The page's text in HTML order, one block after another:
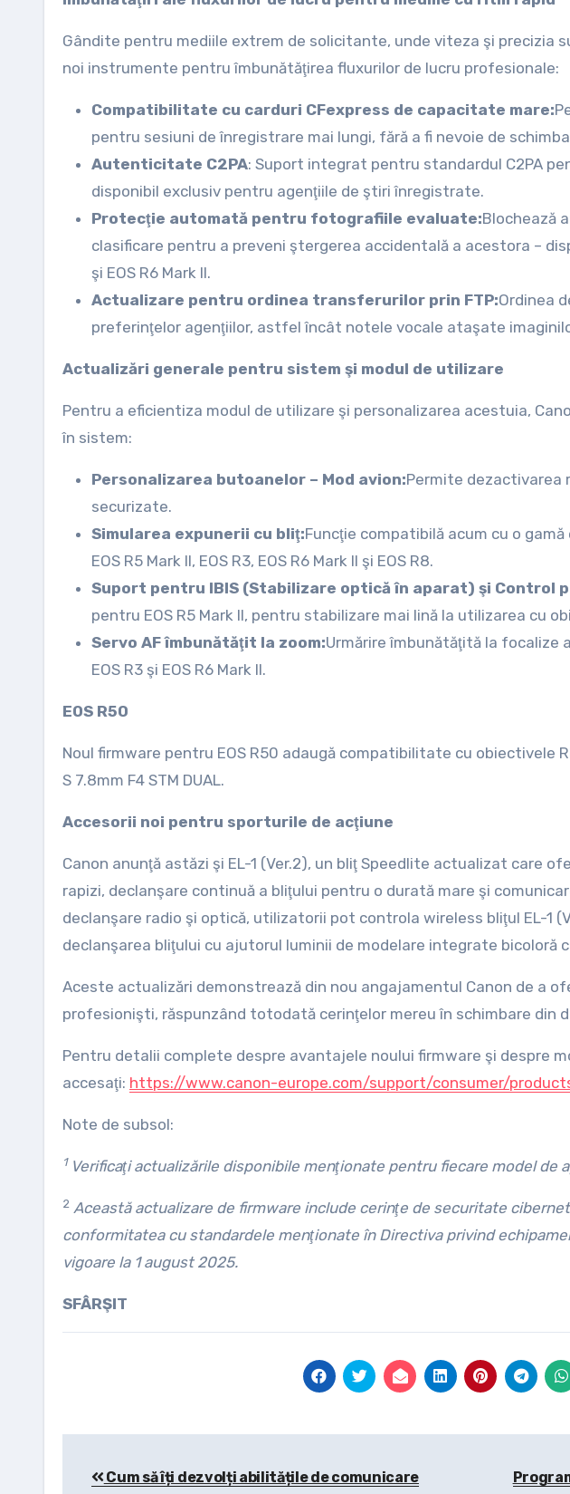
Gândite pentru mediile extrem de solicitante, unde viteza şi precizia
noi instrumente pentru îmbunătăţirea fluxurilor de lucru profesionale:
Compatibilitate cu carduri CFexpress de capacitate mare:
pentru sesiuni de înregistrare mai lungi, fără a fi nevoie de
Autenticitate C2PA: Suport integrat pentru standardul C2PA
disponibil exclusiv pentru agenţiile de ştiri înregistrate.
Protecţie automată pentru fotografiile evaluate:Blochează
clasificare pentru a preveni ştergerea accidentală a acestora –
şi EOS R6 Mark II.
Actualizare pentru ordinea transferurilor prin FTP:Ordinea
preferinţelor agenţiilor, astfel încât notele vocale ataşate
Actualizări generale pentru sistem şi modul de utilizare
Pentru a eficientiza modul de utilizare şi personalizarea acestuia,
în sistem:
Personalizarea butoanelor – Mod avion:Permite dezactivarea
securizate.
Simularea expunerii cu bliţ:Funcţie compatibilă acum cu o
EOS R5 Mark II, EOS R3, EOS R6 Mark II şi EOS R8.
Suport pentru IBIS (Stabilizare optică în aparat) şi Control
pentru EOS R5 Mark II, pentru stabilizare mai lină la utilizarea cu
Servo AF îmbunătăţit la zoom:Urmărire îmbunătăţită la focalize
EOS R3 şi EOS R6 Mark II.
EOS R50
Noul firmware pentru EOS R50 adaugă compatibilitate cu obiectivele
S 7.8mm F4 STM DUAL.
Accesorii noi pentru sporturile de acţiune
Canon anunţă astăzi şi EL-1 (Ver.2), un bliţ Speedlite actualizat care
rapizi, declanşare continuă a bliţului pentru o durată mare şi
declanşare radio şi optică, utilizatorii pot controla wireless bliţul EL-1
declanşarea bliţului cu ajutorul luminii de modelare integrate bicoloră
Aceste actualizări demonstrează din nou angajamentul Canon de a
profesionişti, răspunzând totodată cerinţelor mereu în schimbare din
Pentru detalii complete despre avantajele noului firmware şi despre
accesaţi: https://www.canon-europe.com/support/consumer/
Note de subsol:
1 Verificaţi actualizările disponibile menţionate pentru fiecare model de
2 Această actualizare de firmware include cerinţe de securitate
conformitatea cu standardele menţionate în Directiva privind
vigoare la 1 august 2025.
SFÂRŞIT
Cum să îți dezvolți abilitățile de comunicare